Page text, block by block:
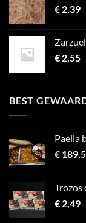
€ 2,39
€ 2,55
BEST
Paella
€
Trozos
€ 2,49